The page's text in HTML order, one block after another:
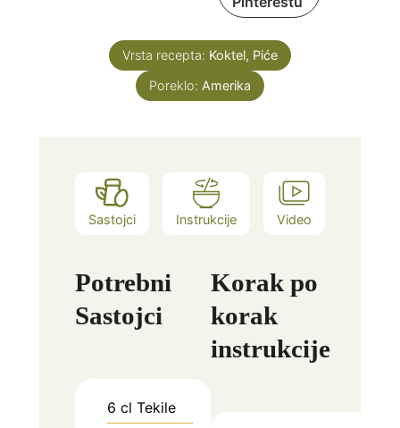
Vrsta recepta: Koktel, Piće
Poreklo: Amerika
Sastojci Instrukcije Video
Potrebni
Sastojci
6 cl Tekile
Korak po
korak
instrukcije